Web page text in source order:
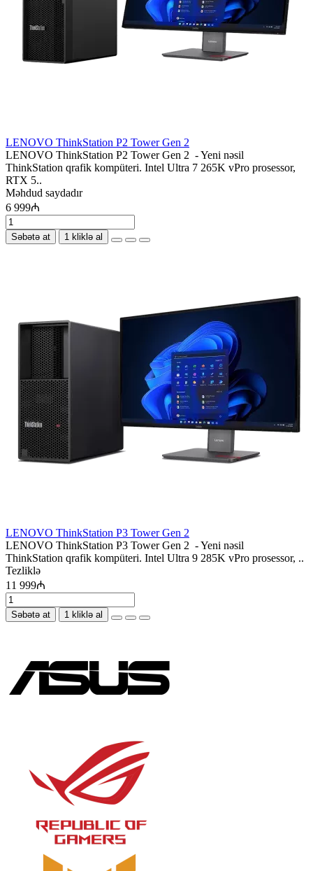
LENOVO ThinkStation P2 Tower Gen 2
LENOVO ThinkStation P2 Tower Gen 2 - Yeni nəsil
ThinkStation qrafik kompüteri. Intel Ultra 7 265K vPro prosessor,
RTX 5..
Məhdud saydadır
6 999₼
Səbətə at 1 kliklə al
LENOVO ThinkStation P3 Tower Gen 2
LENOVO ThinkStation P3 Tower Gen 2 - Yeni nəsil
ThinkStation qrafik kompüteri. Intel Ultra 9 285K vPro prosessor, ..
Tezliklə
11 999₼
Səbətə at 1 kliklə al